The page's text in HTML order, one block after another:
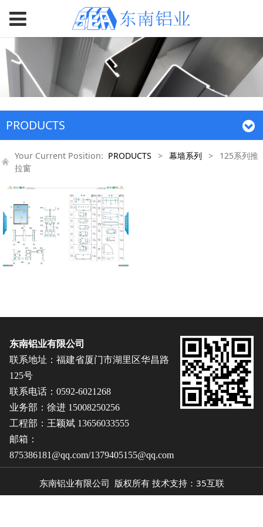
PRODUCTS
Your Current Position: PRODUCTS > 幕墙系列 >
125系列推
拉窗
东南铝业有限公司
联系地址：福建省厦门市湖里区华昌路
125号
联系电话：0592-6021268
业务部：徐进 15008250256
工程部：王颖斌 13656033555
邮箱：
875386181@qq.com/1379405155@qq.com
东南铝业有限公司 版权所有 技术支持：35互联